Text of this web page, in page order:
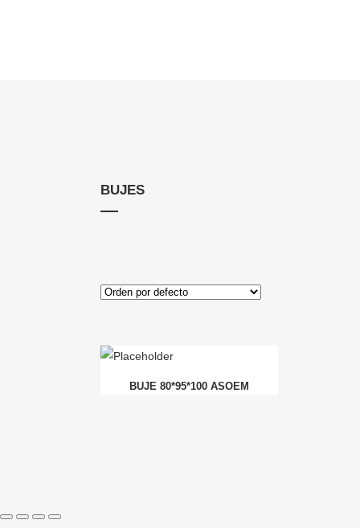
BUJES
BUJE 80*95*100 ASOEM